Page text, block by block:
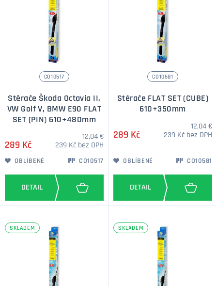
CO10517
Stěrače Škoda Octavia II,
VW Golf V, BMW E90 FLAT
SET (PIN) 610+480mm
289 Kč
12,04 €
239 Kč bez DPH
OBLÍBENÉ CO10517
CO10581
Stěrače FLAT SET (CUBE)
610+350mm
289 Kč
12,04 €
239 Kč bez DPH
OBLÍBENÉ CO10581
SKLADEM SKLADEM